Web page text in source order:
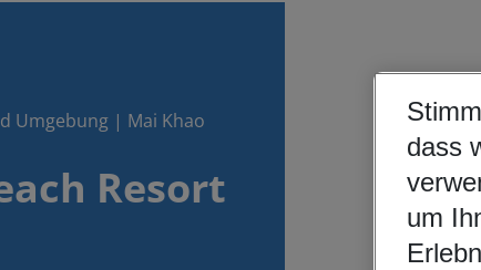
Umgebung | Mai Khao
Resort
dass
um